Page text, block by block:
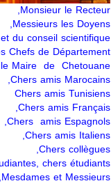
Monsieur le Recteur,
Messieurs les Doyens,
du conseil scientifique,
Chefs de Département,
Maire de Chetouane,
Chers amis Marocains,
Chers amis Tunisiens
Chers amis Français,
Chers amis Espagnols,
Chers amis Italiens,
Chers collègues,
chers étudiants
Mesdames et Messieurs,